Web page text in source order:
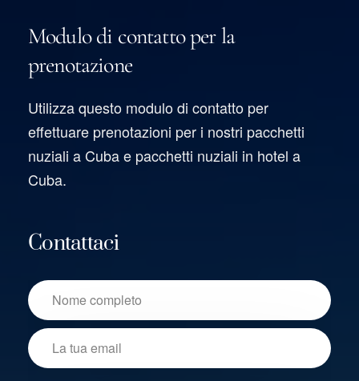
Modulo di contatto per la
prenotazione
Utilizza questo modulo di contatto per
effettuare prenotazioni per i nostri pacchetti
nuziali a Cuba e pacchetti nuziali in hotel a
Cuba.
Contattaci